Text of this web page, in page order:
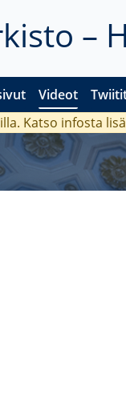
–
Videot
Katso infosta